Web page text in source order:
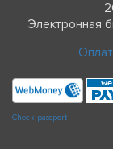
Электронная
Check passport